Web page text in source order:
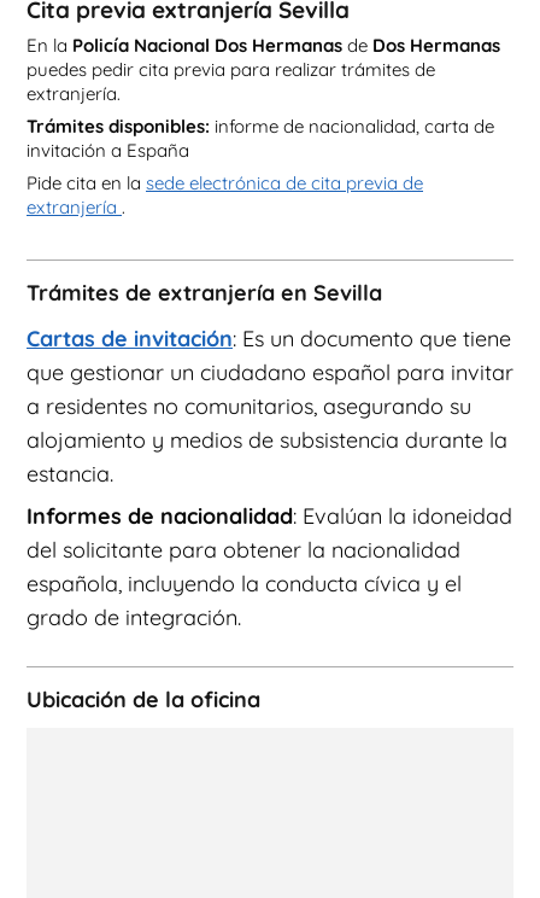
Cita previa extranjería Sevilla
En la Policía Nacional Dos Hermanas de Dos Hermanas
puedes pedir cita previa para realizar trámites de
extranjería.
Trámites disponibles: informe de nacionalidad, carta de
invitación a España
Pide cita en la sede electrónica de cita previa de
extranjería .
Trámites de extranjería en Sevilla
Cartas de invitación: Es un documento que tiene
que gestionar un ciudadano español para invitar
a residentes no comunitarios, asegurando su
alojamiento y medios de subsistencia durante la
estancia.
Informes de nacionalidad: Evalúan la idoneidad
del solicitante para obtener la nacionalidad
española, incluyendo la conducta cívica y el
grado de integración.
Ubicación de la oficina